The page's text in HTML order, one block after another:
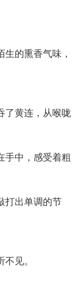
的熏香气味，
黄连，从喉咙
中，感受着粗
出单调的节
见。